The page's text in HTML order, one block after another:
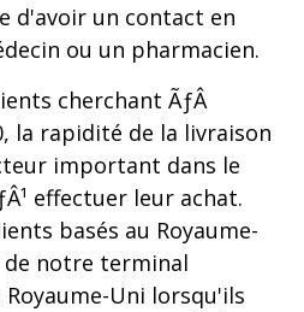
d'avoir un contact en
ou un pharmacien.
cherchant ÃƒÂ
la rapidité de la livraison
important dans le
effectuer leur achat.
basés au Royaume-
notre terminal
Uni lorsqu'ils